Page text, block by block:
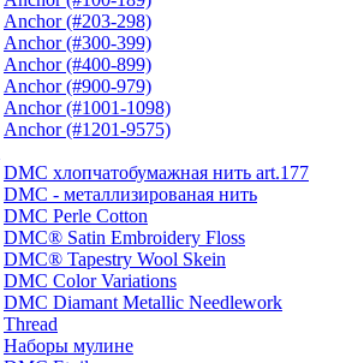
Anchor (#203-298)
Anchor (#300-399)
Anchor (#400-899)
Anchor (#900-979)
Anchor (#1001-1098)
Anchor (#1201-9575)
DMC хлопчатобумажная нить art.177
DMC - металлизированая нить
DMC Perle Cotton
DMC® Satin Embroidery Floss
DMC® Tapestry Wool Skein
DMC Color Variations
DMC Diamant Metallic Needlework
Thread
Наборы мулине